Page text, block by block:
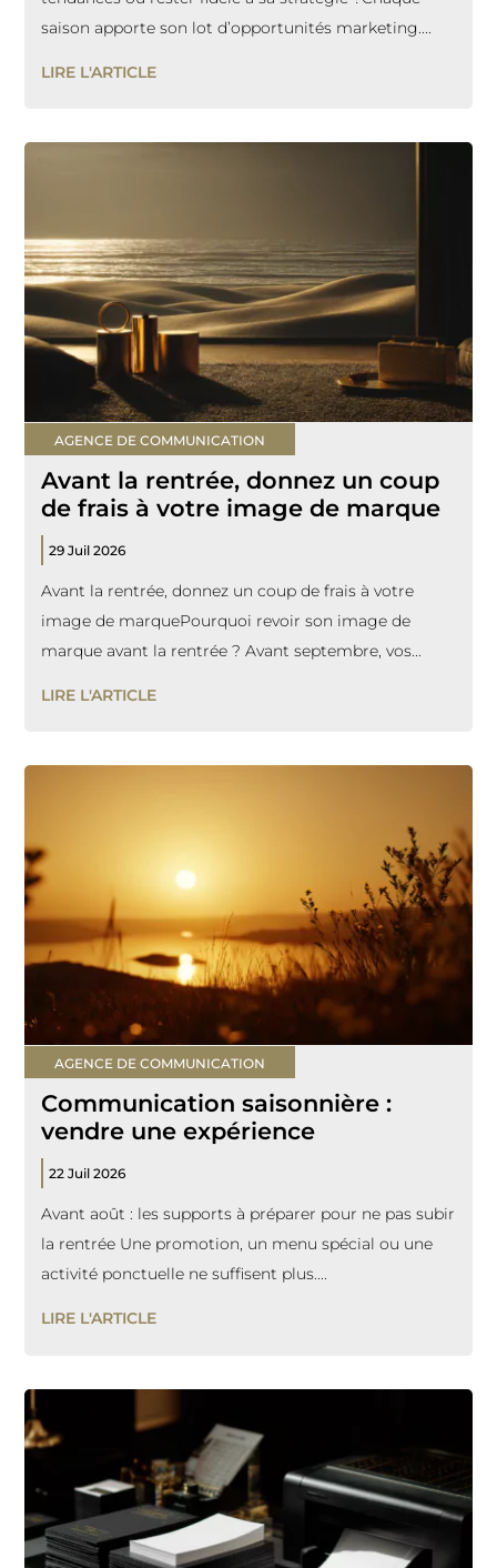
saison apporte son lot d’opportunités marketing....
LIRE L'ARTICLE
AGENCE DE COMMUNICATION
Avant la rentrée, donnez un coup
de frais à votre image de marque
29 Juil 2026
Avant la rentrée, donnez un coup de frais à votre
image de marquePourquoi revoir son image de
marque avant la rentrée ? Avant septembre, vos...
LIRE L'ARTICLE
AGENCE DE COMMUNICATION
Communication saisonnière :
vendre une expérience
22 Juil 2026
Avant août : les supports à préparer pour ne pas subir
la rentrée Une promotion, un menu spécial ou une
activité ponctuelle ne suffisent plus....
LIRE L'ARTICLE